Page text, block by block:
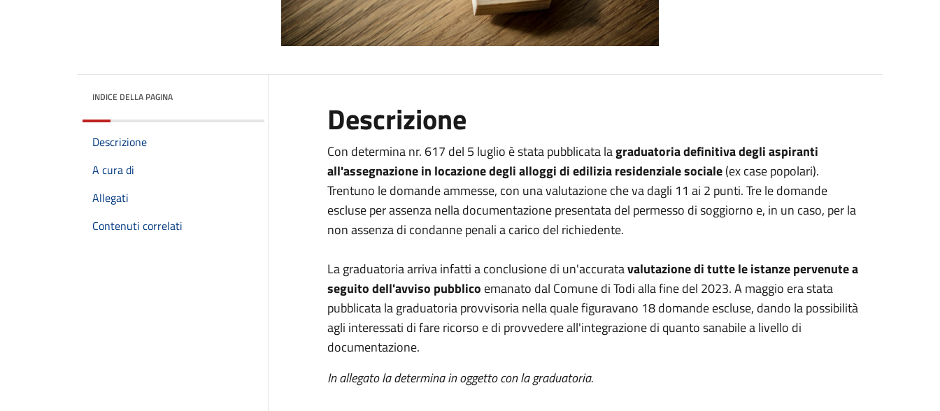
INDICE DELLA PAGINA
Descrizione
A cura di
Allegati
Contenuti correlati
Descrizione
Con determina nr. 617 del 5 luglio è stata pubblicata lagraduatoria definitiva degli aspiranti
all'assegnazione in locazione degli alloggi di edilizia residenziale sociale(ex case popolari).
Trentuno le domande ammesse, con una valutazione che va dagli 11 ai 2 punti. Tre le domande
escluse per assenza nella documentazione presentata del permesso di soggiorno e, in un caso, per la
non assenza di condanne penali a carico del richiedente.
La graduatoria arriva infatti a conclusione di un'accuratavalutazione di tutte le istanze pervenute a
seguito dell'avviso pubblico emanato dal Comune di Todi alla fine del 2023. A maggio era stata
pubblicata la graduatoria provvisoria nella quale figuravano 18 domande escluse, dando la possibilità
agli interessati di fare ricorso e di provvedere all'integrazione di quanto sanabile a livello di
documentazione.
In allegato la determina in oggetto con la graduatoria.